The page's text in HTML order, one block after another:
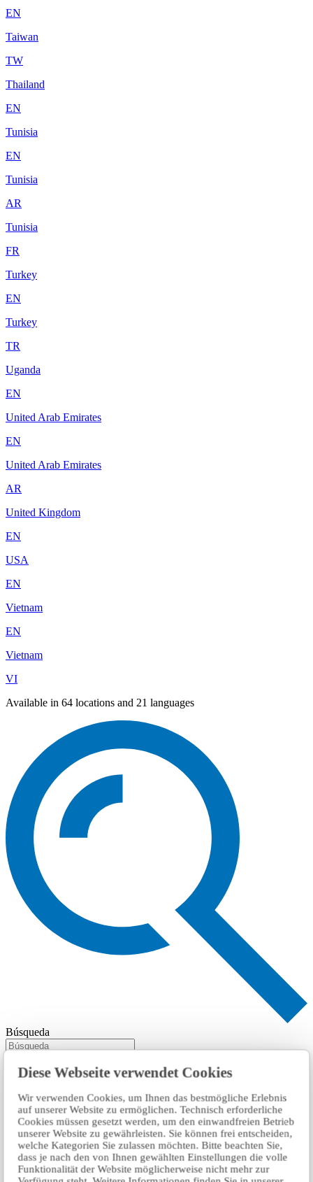
Diese Webseite verwendet Cookies
Wir verwenden Cookies, um Ihnen das bestmögliche Erlebnis
auf unserer Website zu ermöglichen. Technisch erforderliche
Cookies müssen gesetzt werden, um den einwandfreien Betrieb
unserer Website zu gewährleisten. Sie können frei entscheiden,
welche Kategorien Sie zulassen möchten. Bitte beachten Sie,
dass je nach den von Ihnen gewählten Einstellungen die volle
Funktionalität der Website möglicherweise nicht mehr zur
EN
Taiwan
TW
Thailand
EN
Tunisia
EN
Tunisia
AR
Tunisia
FR
Turkey
EN
Turkey
TR
Uganda
EN
United Arab Emirates
EN
United Arab Emirates
AR
United Kingdom
EN
USA
EN
Vietnam
EN
Vietnam
VI
Available in 64 locations and 21 languages
Búsqueda